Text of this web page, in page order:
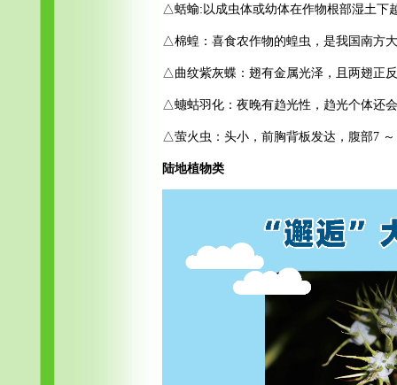
△蛞蝓:以成虫体或幼体在作物根部湿土下
△棉蝗：喜食农作物的蝗虫，是我国南方
△曲纹紫灰蝶：翅有金属光泽，且两翅正
△蟪蛄羽化：夜晚有趋光性，趋光个体还
△萤火虫：头小，前胸背板发达，腹部7
陆地植物类